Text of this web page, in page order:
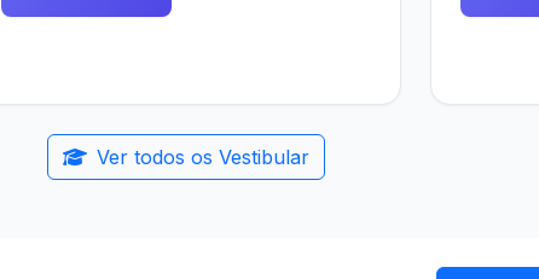
Ver todos os Vestibular